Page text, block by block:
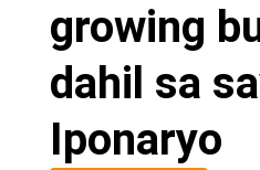
growing
dahil sa
Iponaryo